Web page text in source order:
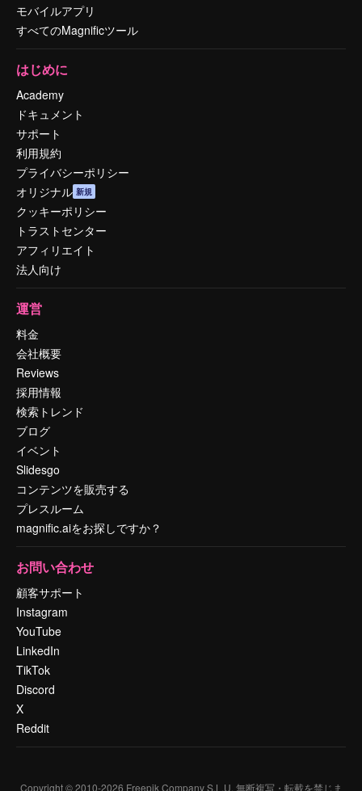
モバイルアプリ
すべてのMagnificツール
はじめに
Academy
ドキュメント
サポート
利用規約
プライバシーポリシー
オリジナル 新規
クッキーポリシー
トラストセンター
アフィリエイト
法人向け
運営
料金
会社概要
Reviews
採用情報
検索トレンド
ブログ
イベント
Slidesgo
コンテンツを販売する
プレスルーム
magnific.aiをお探しですか？
お問い合わせ
顧客サポート
Instagram
YouTube
LinkedIn
TikTok
Discord
X
Reddit
Copyright © 2010-2026 Freepik Company S.L.U. 無断複写・転載を禁じま